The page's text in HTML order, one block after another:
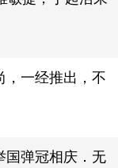
，一经推出，不
国弹冠相庆．无